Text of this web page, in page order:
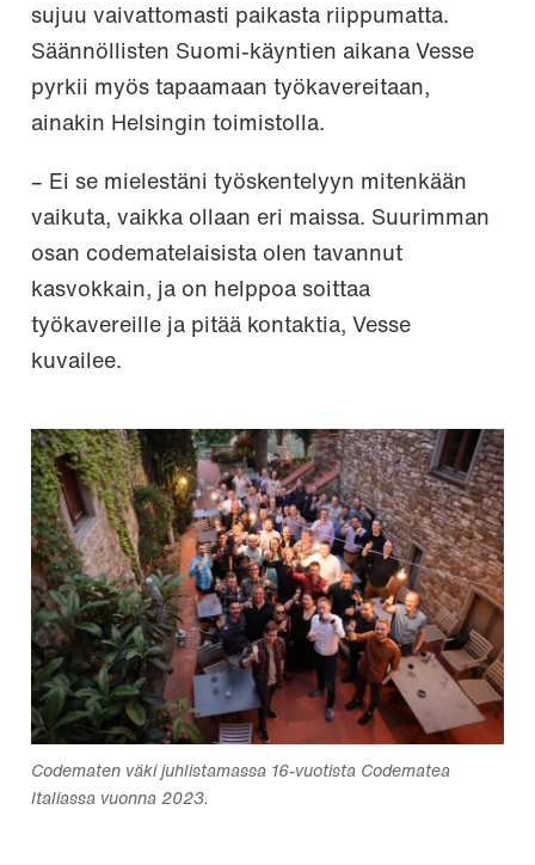
sujuu vaivattomasti paikasta riippumatta.
Säännöllisten Suomi-käyntien aikana Vesse
pyrkii myös tapaamaan työkavereitaan,
ainakin Helsingin toimistolla.
– Ei se mielestäni työskentelyyn mitenkään
vaikuta, vaikka ollaan eri maissa. Suurimman
osan codematelaisista olen tavannut
kasvokkain, ja on helppoa soittaa
työkavereille ja pitää kontaktia, Vesse
kuvailee.
Codematen väki juhlistamassa 16-vuotista Codematea
Italiassa vuonna 2023.